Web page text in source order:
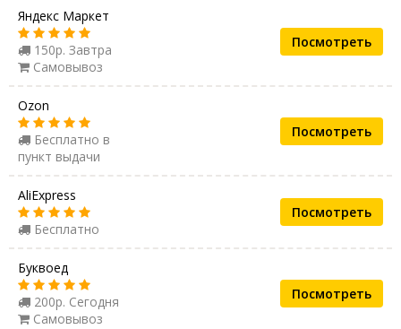
Яндекс Маркет
150р. Завтра
Самовывоз
Посмотреть
Ozon
Бесплатно в
пункт выдачи
Посмотреть
AliExpress
Бесплатно
Посмотреть
Буквоед
200р. Сегодня
Самовывоз
Посмотреть